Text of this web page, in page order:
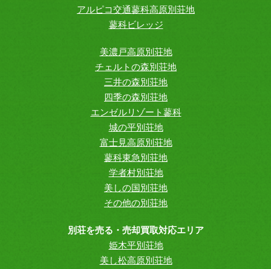
アルピコ交通蓼科高原別荘地
蓼科ビレッジ
美濃戸高原別荘地
チェルトの森別荘地
三井の森別荘地
四季の森別荘地
エンゼルリゾート蓼科
城の平別荘地
富士見高原別荘地
蓼科東急別荘地
学者村別荘地
美しの国別荘地
その他の別荘地
別荘を売る・売却買取対応エリア
姫木平別荘地
美し松高原別荘地